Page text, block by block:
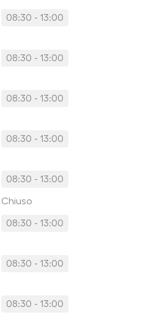
08:30 - 13:00
08:30 - 13:00
08:30 - 13:00
08:30 - 13:00
08:30 - 13:00
Chiuso
08:30 - 13:00
08:30 - 13:00
08:30 - 13:00